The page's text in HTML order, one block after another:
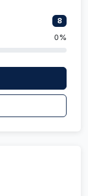
8
0%